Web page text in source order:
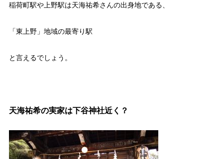
稲荷町駅や上野駅は天海祐希さんの出身地である、
「東上野」地域の最寄り駅
と言えるでしょう。
天海祐希の実家は下谷神社近く？